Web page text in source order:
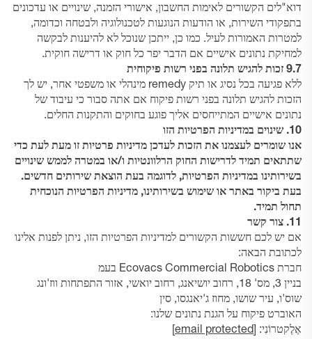
דוא"לים הקשורים לאימות החשבון, אישורי הזמנה, שינויים או עדכונים
בתפקודי השירות, או הודעות הנוגעות לטכנולוגיה ולבטחה וכדומה,
למטרות האמורות לעיל. כמו כן, ייתכן שנוכל לא להיענות לבקשה
למחיקת נתונים אישיים אם הדבר יפר כל חוק או דרישה חוקית.
9.7 זכות להגיש תלונה בפני רשות פיקוחית
ללא פגיעה בכל נסיג או תיק remedy מינהלי או משפטי אחר, יש לך
הזכות להגיש תלונה בפני רשות פיקוח אם אתה סבור כי עיבוד של
נתונים אישיים המתייחסים אליך פוגע בחוקים והתקנות החלים.
10. שינוים במדיניות הפרטיות הזו
אנו שומרים לעצמנו את הזכות לעדכן מדיניות פרטיות זו מעת לעת כדי
שתתאים תמיד לדרישות החוק הרלוונטיות ו/או במטרה לממש שינויים
בשירותינו במדיניות הפרטיות, לדוגמה בעת הוצאת שירותים חדשים.
בעת ביקור באתר או שימוש בשירותינו, מדיניות הפרטיות הנוכחית
תחול תמיד.
11. צור קשר
אם יש לכם חששות הקשורים למדיניות הפרטיות הזו, ניתן לפנות אלינו
לכתובת הבאה:
חברת Ecovacs Commercial Robotics בעמ
בניין 3, מס' 18, רחוב יושיאנג, רחוב יואשי, אזור התפתחות ווז'ונג
שוס'ו, עיר שושו, מחוז ג'יאנגסו, סין
האוברט פיקוח על הגנת נתונים שלנו:
אֶלֶקטרוֹנִי: